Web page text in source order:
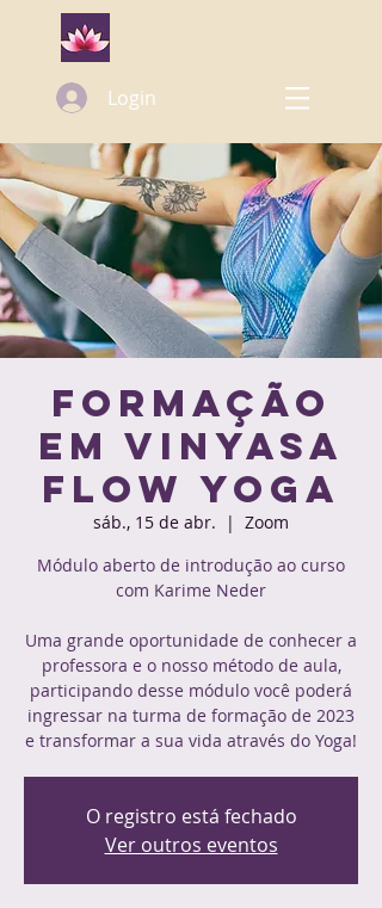
Login
Formação
em Vinyasa
Flow Yoga
sáb., 15 de abr.
  |
Zoom
Módulo aberto de introdução ao curso
com Karime Neder
Uma grande oportunidade de conhecer a
professora e o nosso método de aula,
participando desse módulo você poderá
ingressar na turma de formação de 2023
e transformar a sua vida através do Yoga!
O registro está fechado
Ver outros eventos